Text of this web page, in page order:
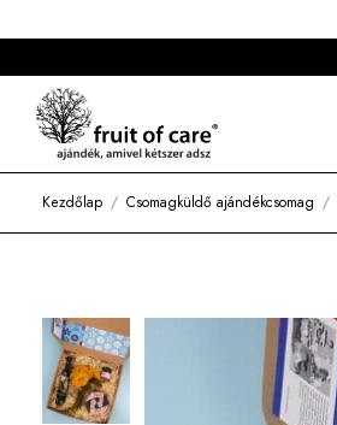
Kezdőlap / Csomagküldő ajándékcsomag /